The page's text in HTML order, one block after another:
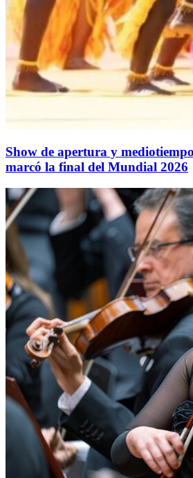
Show de apertura y
marcó la final del Mundial 2026